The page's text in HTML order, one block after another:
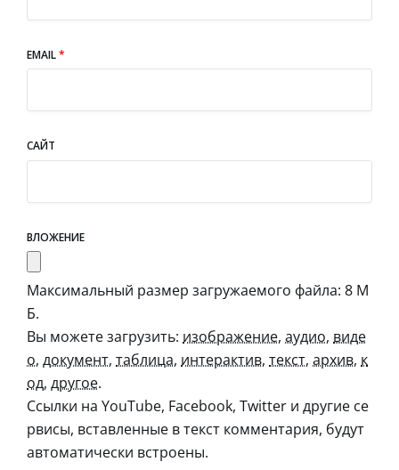
EMAIL*
САЙТ
ВЛОЖЕНИЕ
Максимальный размер загружаемого файла: 8 М
Б.
Вы можете загрузить: изображение, аудио, виде
о, документ, таблица, интерактив, текст, архив, к
од, другое.
Ссылки на YouTube, Facebook, Twitter и другие се
рвисы, вставленные в текст комментария, будут
автоматически встроены.